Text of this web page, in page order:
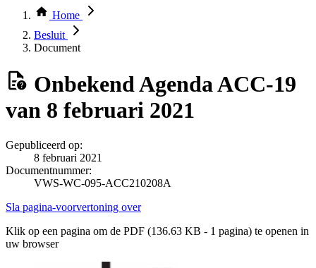
Thema COVID-19
Bekijk per bestuursorgaan
Home
Besluit
Document
OnbekendAgenda ACC-19
van 8 februari 2021
Gepubliceerd op:
8 februari 2021
Documentnummer:
VWS-WC-095-ACC210208A
Sla pagina-voorvertoning over
Klik op een pagina om de PDF (136.63 KB - 1 pagina) te openen in
uw browser